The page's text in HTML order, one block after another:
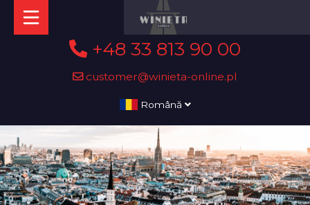
+48 33 813 90 00
customer@winieta-online.pl
Română